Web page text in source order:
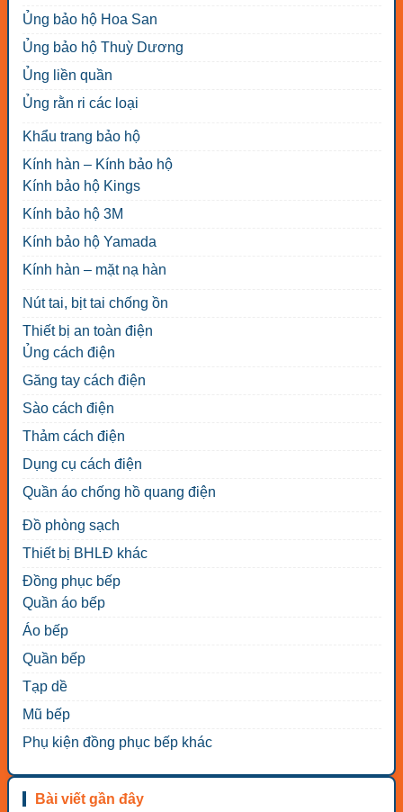
Ủng bảo hộ Hoa San
Ủng bảo hộ Thuỳ Dương
Ủng liền quần
Ủng rằn ri các loại
Khẩu trang bảo hộ
Kính hàn – Kính bảo hộ
Kính bảo hộ Kings
Kính bảo hộ 3M
Kính bảo hộ Yamada
Kính hàn – mặt nạ hàn
Nút tai, bịt tai chống ồn
Thiết bị an toàn điện
Ủng cách điện
Găng tay cách điện
Sào cách điện
Thảm cách điện
Dụng cụ cách điện
Quần áo chống hồ quang điện
Đồ phòng sạch
Thiết bị BHLĐ khác
Đồng phục bếp
Quần áo bếp
Áo bếp
Quần bếp
Tạp dề
Mũ bếp
Phụ kiện đồng phục bếp khác
Bài viết gần đây